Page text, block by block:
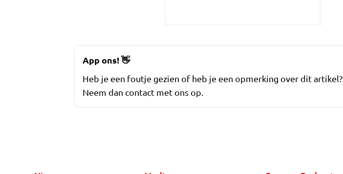
App ons!👋
Heb je een foutje gezien of heb je een opmerking over dit artikel?
Neem dan contact met ons op.